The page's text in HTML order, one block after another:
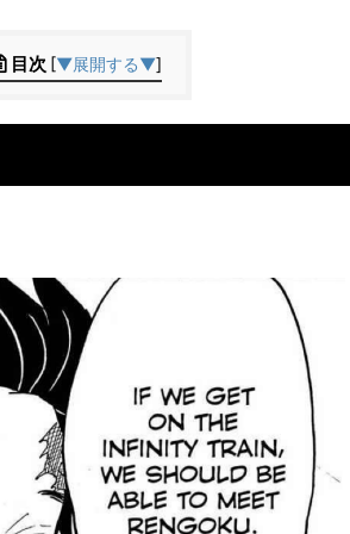
目次 [▼展開する▼]